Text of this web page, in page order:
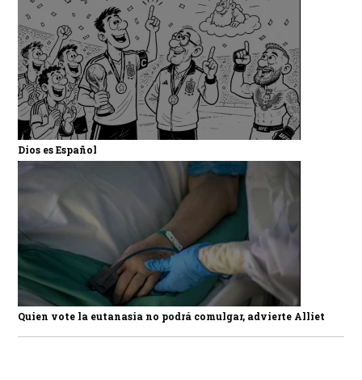
Dios es Español
Quien vote la eutanasia no podrá comulgar, advierte Alliet